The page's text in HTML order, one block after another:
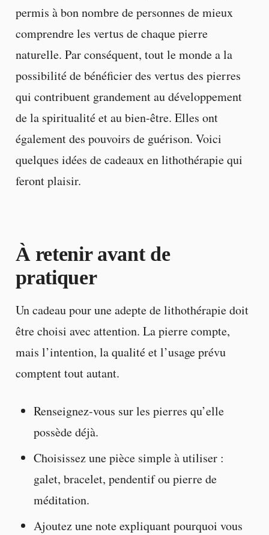
permis à bon nombre de personnes de mieux
comprendre les vertus de chaque pierre
naturelle. Par conséquent, tout le monde a la
possibilité de bénéficier des vertus des pierres
qui contribuent grandement au développement
de la spiritualité et au bien-être. Elles ont
également des pouvoirs de guérison. Voici
quelques idées de cadeaux en lithothérapie qui
feront plaisir.
À retenir avant de
pratiquer
Un cadeau pour une adepte de lithothérapie doit
être choisi avec attention. La pierre compte,
mais l’intention, la qualité et l’usage prévu
comptent tout autant.
Renseignez-vous sur les pierres qu’elle
possède déjà.
Choisissez une pièce simple à utiliser :
galet, bracelet, pendentif ou pierre de
méditation.
Ajoutez une note expliquant pourquoi vous